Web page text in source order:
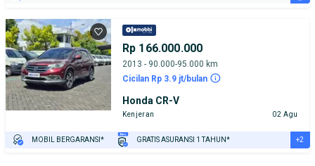
Rp 166.000.000
2013 - 90.000-95.000 km
Cicilan Rp 3.9 jt/bulan
Honda CR-V
Kenjeran 02 Agu
MOBIL BERGARANSI* GRATIS ASURANSI 1 TAHUN* +2